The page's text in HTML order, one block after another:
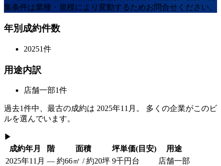
集条件は業種・規模により変動するためお問合せください。
年別成約件数
20251件
用途内訳
店舗一部1件
過去1件中、最古の成約は 2025年11月 。 多くの企業がこのビ
ルを選んでいます。
▶
成約年月
階 面積 坪単価(目安)
用途
2025年11月 — 約66㎡ / 約20坪 9千円台 店舗一部